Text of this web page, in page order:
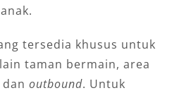
tersedia khusus untuk
taman bermain, area
dan outbound. Untuk